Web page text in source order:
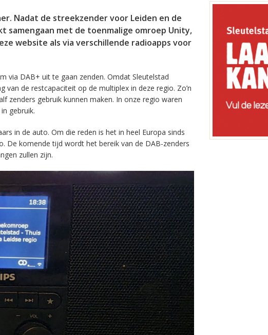
Nadat de streekzender voor Leiden en de
samengaan met de toenmalige omroep Unity,
website als via verschillende radioapps voor
via DAB+ uit te gaan zenden. Omdat Sleutelstad
de restcapaciteit op de multiplex in deze regio. Zo’n
zenders gebruik kunnen maken. In onze regio waren
gebruik.
in de auto. Om die reden is het in heel Europa sinds
De komende tijd wordt het bereik van de DAB-zenders
zullen zijn.